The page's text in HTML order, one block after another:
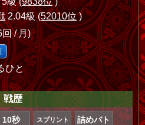
2.04級 (52010位)
/ 月)
ひと
戦歴
10秒 スプリント 詰めバト